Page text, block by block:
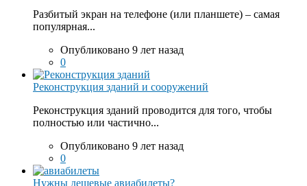
Разбитый экран на телефоне (или планшете) – самая
популярная...
Опубликовано 9 лет назад
0
Реконструкция зданий и сооружений
Реконструкция зданий проводится для того, чтобы
полностью или частично...
Опубликовано 9 лет назад
0
Нужны дешевые авиабилеты?